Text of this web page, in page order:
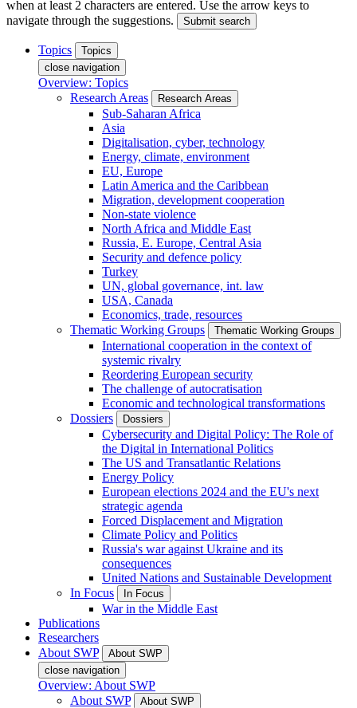
when at least 2 characters are entered. Use the arrow keys to
navigate through the suggestions.
Submit search
Topics
Topics
close navigation
Overview: Topics
Research Areas
Research Areas
Sub-Saharan Africa
Asia
Digitalisation, cyber, technology
Energy, climate, environment
EU, Europe
Latin America and the Caribbean
Migration, development cooperation
Non-state violence
North Africa and Middle East
Russia, E. Europe, Central Asia
Security and defence policy
Turkey
UN, global governance, int. law
USA, Canada
Economics, trade, resources
Thematic Working Groups
Thematic Working Groups
International cooperation in the context of
systemic rivalry
Reordering European security
The challenge of autocratisation
Economic and technological transformations
Dossiers
Dossiers
Cybersecurity and Digital Policy: The Role of
the Digital in International Politics
The US and Transatlantic Relations
Energy Policy
European elections 2024 and the EU's next
strategic agenda
Forced Displacement and Migration
Climate Policy and Politics
Russia's war against Ukraine and its
consequences
United Nations and Sustainable Development
In Focus
In Focus
War in the Middle East
Publications
Researchers
About SWP
About SWP
close navigation
Overview: About SWP
About SWP
About SWP